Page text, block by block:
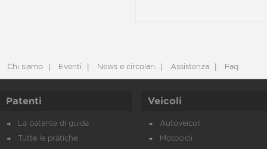
Chi siamo Eventi News e circolari Assistenza Faq
Patenti
La patente di guida
Tutte le pratiche
Veicoli
Autoveicoli
Motocicli